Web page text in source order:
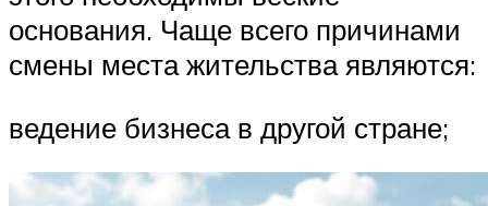
основания. Чаще всего причинами
смены места жительства являются:
ведение бизнеса в другой стране;